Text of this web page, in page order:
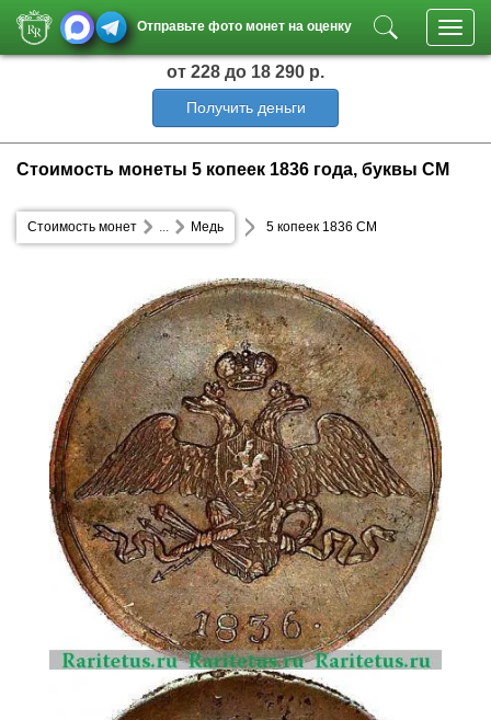
Отправьте фото монет на оценку
от 228 до 18 290 р.
Получить деньги
Стоимость монеты 5 копеек 1836 года, буквы СМ
Стоимость монет Медь
... 5 копеек 1836 СМ